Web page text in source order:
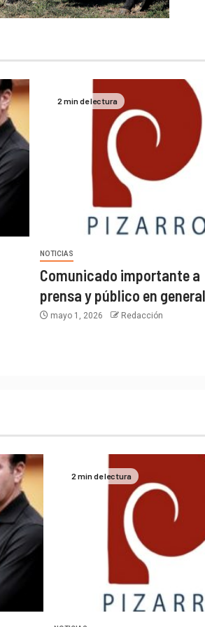
2 min de lectura
NOTICIAS
Comunicado importante a
prensa y público en general
mayo 1, 2026 Redacción
2 min de lectura